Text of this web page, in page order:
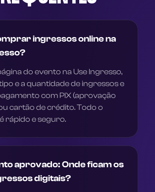
ingressos online na
do evento na Use Ingresso,
e a quantidade de ingressos e
com PIX (aprovação
cartão de crédito. Todo o
rápido e seguro.
aprovado: Onde ficam os
digitais?